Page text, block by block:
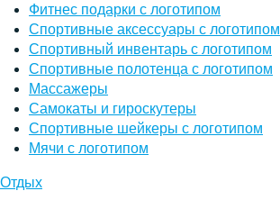
Фитнес подарки с логотипом
Спортивные аксессуары с логотипом
Спортивный инвентарь с логотипом
Спортивные полотенца с логотипом
Массажеры
Самокаты и гироскутеры
Спортивные шейкеры с логотипом
Мячи с логотипом
Отдых